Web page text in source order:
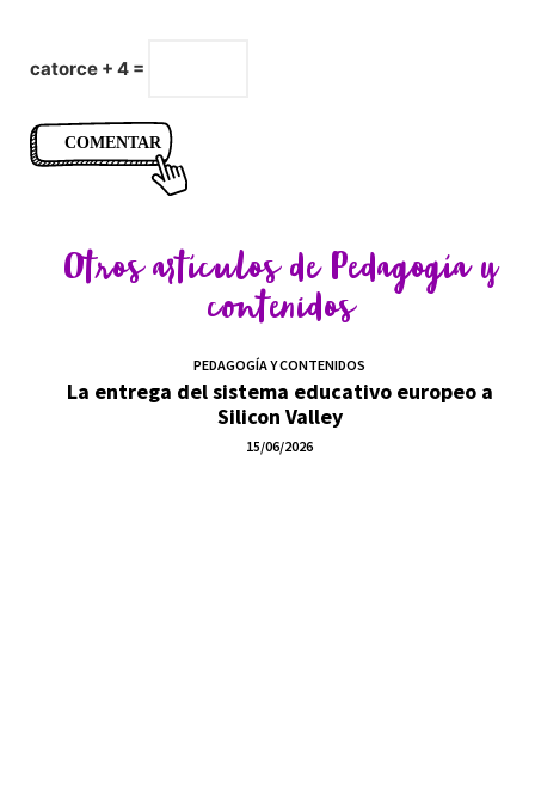
catorce + 4 =
Otros artículos dePedagogía y
contenidos
PEDAGOGÍA Y CONTENIDOS
La entrega del sistema educativo europeo a
Silicon Valley
15/06/2026